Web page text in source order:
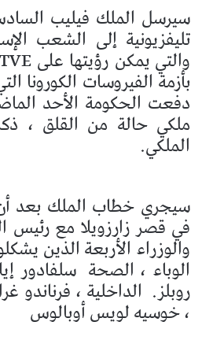
سيرسل الملك فيليب
بأزمة الفيروسات الكورونا
دفعت الحكومة الأحد
ملكي حالة من القلق ،
الملكي.
في قصر زارزويلا مع رئيس
والوزراء الأربعة الذين
الوباء ، الصحة سلفادور
روبلز. الداخلية ، فرناندو
، خوسيه لويس أوبالوس